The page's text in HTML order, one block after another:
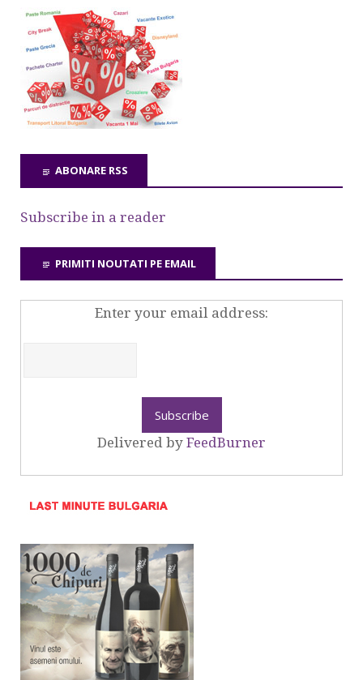
ABONARE RSS
Subscribe in a reader
PRIMITI NOUTATI PE EMAIL
Enter your email address:
Delivered by FeedBurner